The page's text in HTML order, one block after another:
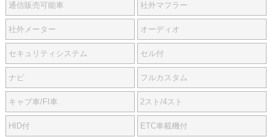
通信販売可能車 社外マフラー
社外メーター オーディオ
セキュリティシステム セル付
ナビ フルカスタム
キャブ車/FI車 2スト/4スト
HID付 ETC車載機付